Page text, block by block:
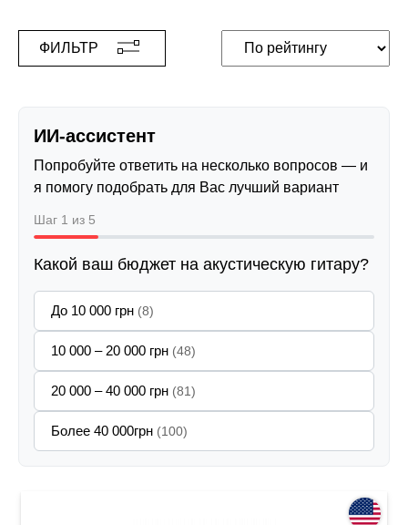
ФИЛЬТР
ИИ-ассистент
Попробуйте ответить на несколько вопросов — и
я помогу подобрать для Вас лучший вариант
Шаг 1 из 5
Какой ваш бюджет на акустическую гитару?
До 10 000 грн (8)
10 000 – 20 000 грн (48)
20 000 – 40 000 грн (81)
Более 40 000грн (100)